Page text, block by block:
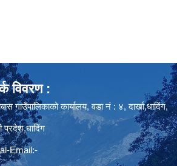
विवरण :
गाउँपालिकाको कार्यालय, वडा नं : ४, दार्खा,धादिंग,
प्रदेश,धादिंग
Email:-